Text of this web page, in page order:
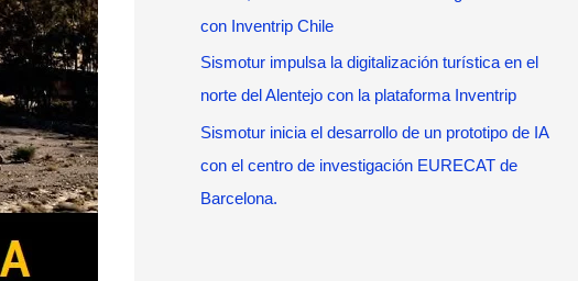
con Inventrip Chile
Sismotur impulsa la digitalización turística en el
norte del Alentejo con la plataforma Inventrip
Sismotur inicia el desarrollo de un prototipo de IA
con el centro de investigación EURECAT de
Barcelona.